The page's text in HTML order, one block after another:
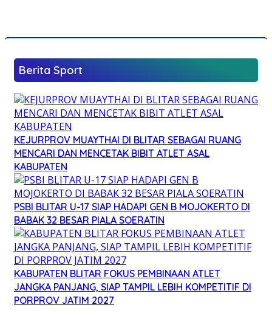
Berita Sport
KEJURPROV MUAYTHAI DI BLITAR SEBAGAI RUANG
MENCARI DAN MENCETAK BIBIT ATLET ASAL
KABUPATEN
PSBI BLITAR U-17 SIAP HADAPI GEN B MOJOKERTO DI
BABAK 32 BESAR PIALA SOERATIN
KABUPATEN BLITAR FOKUS PEMBINAAN ATLET
JANGKA PANJANG, SIAP TAMPIL LEBIH KOMPETITIF DI
PORPROV JATIM 2027